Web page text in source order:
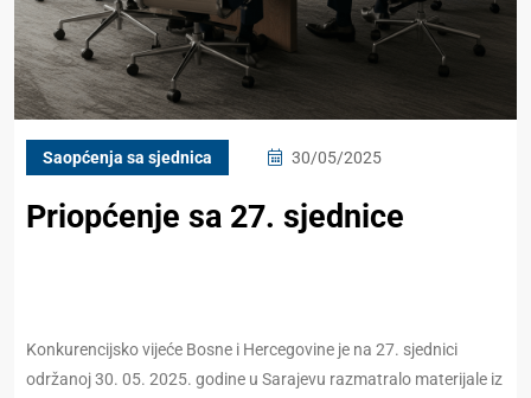
Saopćenja sa sjednica 30/05/2025
Priopćenje sa 27. sjednice
Konkurencijsko vijeće Bosne i Hercegovine je na 27. sjednici
održanoj 30. 05. 2025. godine u Sarajevu razmatralo materijale iz